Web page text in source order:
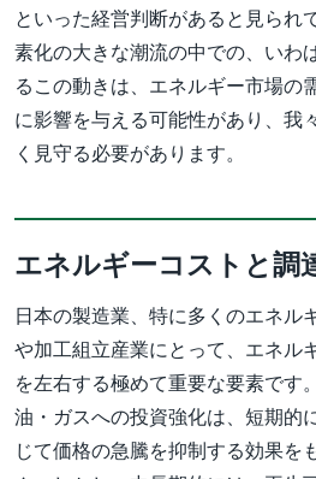
といった経営判断があると見られ
素化の大きな潮流の中での、いわ
るこの動きは、エネルギー市場の
に影響を与える可能性があり、我
く見守る必要があります。
エネルギーコストと調
日本の製造業、特に多くのエネル
や加工組立産業にとって、エネル
を左右する極めて重要な要素です
油・ガスへの投資強化は、短期的
じて価格の急騰を抑制する効果を